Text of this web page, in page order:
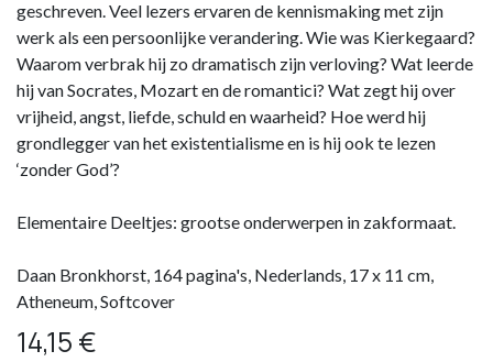
geschreven. Veel lezers ervaren de kennismaking met zijn
werk als een persoonlijke verandering. Wie was Kierkegaard?
Waarom verbrak hij zo dramatisch zijn verloving? Wat leerde
hij van Socrates, Mozart en de romantici? Wat zegt hij over
vrijheid, angst, liefde, schuld en waarheid? Hoe werd hij
grondlegger van het existentialisme en is hij ook te lezen
‘zonder God’?
Elementaire Deeltjes: grootse onderwerpen in zakformaat.
Daan Bronkhorst, 164 pagina's, Nederlands, 17 x 11 cm,
Atheneum, Softcover
14,15 €